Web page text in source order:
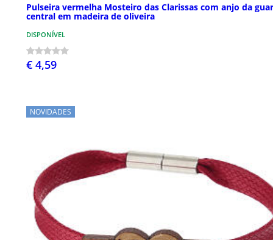
Pulseira vermelha Mosteiro das Clarissas com anjo da
central em madeira de oliveira
DISPONÍVEL
€ 4,59
NOVIDADES